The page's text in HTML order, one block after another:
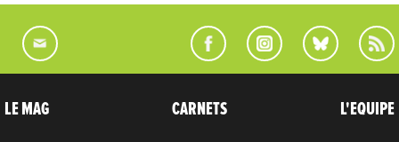
LE MAG CARNETS L'EQUIPE